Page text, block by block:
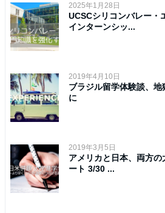
2025年1月28日
UCSCシリコンバレー・
インターンシッ...
2019年4月10日
ブラジル留学体験談、
に
2019年3月5日
アメリカと日本、両方
ート 3/30 ...